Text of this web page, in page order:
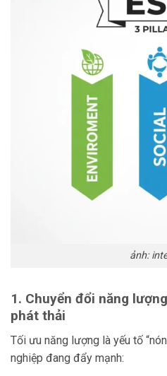
ảnh:
1. Chuyển đổi năng
phát thải
Tối ưu năng lượng là yếu tố
nghiệp đang đẩy mạnh: